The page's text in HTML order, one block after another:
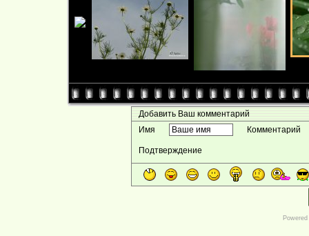
Добавить Ваш комментарий
Имя
Комментарий
Подтверждение